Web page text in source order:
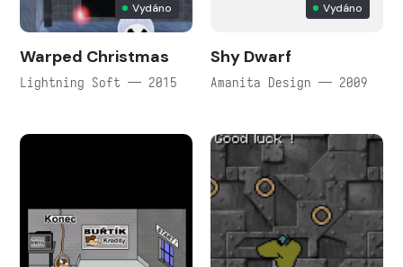
Vydáno
Warped Christmas
Lightning Soft — 2015
Vydáno
Shy Dwarf
Amanita Design — 2009